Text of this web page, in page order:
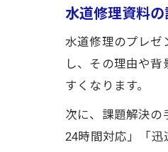
水道修理資料
水道修理のプレゼ
し、その理由や
すくなります。
次に、課題解決の
24時間対応」「迅